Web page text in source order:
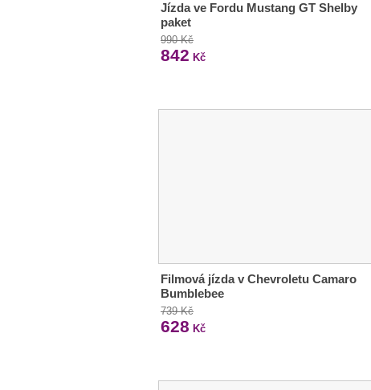
Jízda ve Fordu Mustang GT Shelby
paket
990 Kč
842 Kč
Filmová jízda v Chevroletu Camaro
Bumblebee
739 Kč
628 Kč